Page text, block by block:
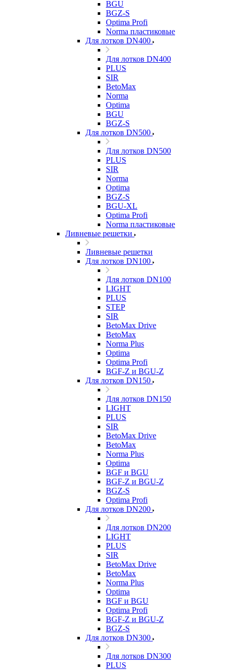
BGU
BGZ-S
Optima Profi
Norma пластиковые
Для лотков DN400
Для лотков DN400
PLUS
SIR
BetoMax
Norma
Optima
BGU
BGZ-S
Для лотков DN500
Для лотков DN500
PLUS
SIR
Norma
Optima
BGZ-S
BGU-XL
Optima Profi
Norma пластиковые
Ливневые решетки
Ливневые решетки
Для лотков DN100
Для лотков DN100
LIGHT
PLUS
STEP
SIR
BetoMax Drive
BetoMax
Norma Plus
Optima
Optima Profi
BGF-Z и BGU-Z
Для лотков DN150
Для лотков DN150
LIGHT
PLUS
SIR
BetoMax Drive
BetoMax
Norma Plus
Optima
BGF и BGU
BGF-Z и BGU-Z
BGZ-S
Optima Profi
Для лотков DN200
Для лотков DN200
LIGHT
PLUS
SIR
BetoMax Drive
BetoMax
Norma Plus
Optima
BGF и BGU
Optima Profi
BGF-Z и BGU-Z
BGZ-S
Для лотков DN300
Для лотков DN300
PLUS